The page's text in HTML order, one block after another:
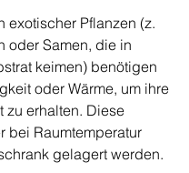
exotischer Pflanzen (z.
oder Samen, die in
keimen) benötigen
oder Wärme, um ihre
zu erhalten. Diese
bei Raumtemperatur
gelagert werden.